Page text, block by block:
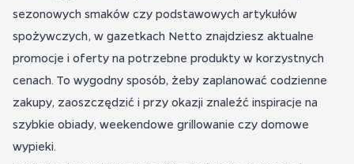
sezonowych smaków czy podstawowych artykułów
spożywczych, w gazetkach Netto znajdziesz aktualne
promocje i oferty na potrzebne produkty w korzystnych
cenach. To wygodny sposób, żeby zaplanować codzienne
zakupy, zaoszczędzić i przy okazji znaleźć inspiracje na
szybkie obiady, weekendowe grillowanie czy domowe
wypieki.